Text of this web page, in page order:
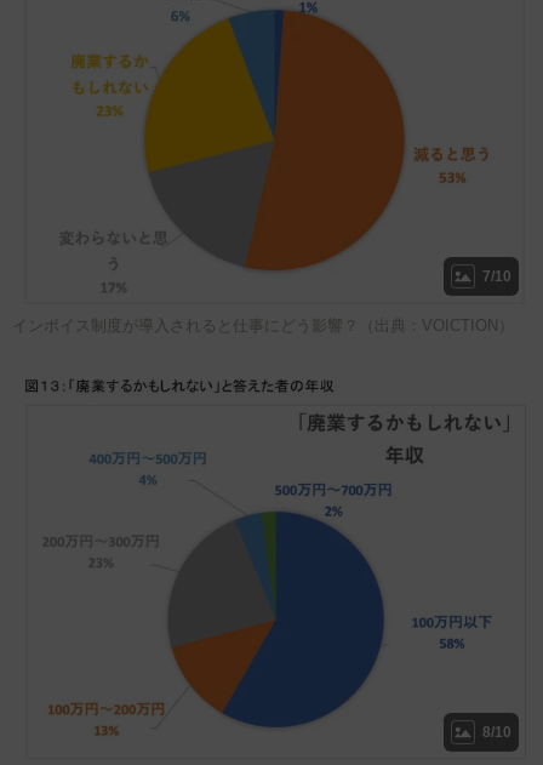
7/10
インボイス制度が導入されると仕事にどう影響？（出典：VOICTION）
8/10